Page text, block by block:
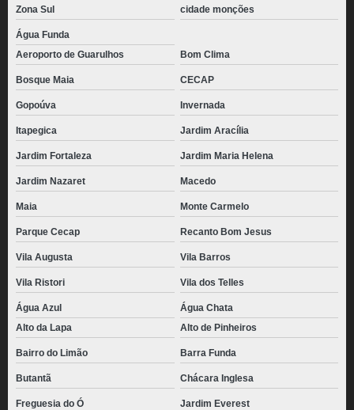
Zona Sul cidade monções
Água Funda
Aeroporto de Guarulhos
Bom Clima
Bosque Maia CECAP
Gopoúva Invernada
Itapegica Jardim Aracília
Jardim Fortaleza Jardim Maria Helena
Jardim Nazaret Macedo
Maia Monte Carmelo
Parque Cecap Recanto Bom Jesus
Vila Augusta Vila Barros
Vila Ristori Vila dos Telles
Água Azul
Água Chata
Alto da Lapa
Alto de Pinheiros
Bairro do Limão Barra Funda
Butantã Chácara Inglesa
Freguesia do Ó Jardim Everest